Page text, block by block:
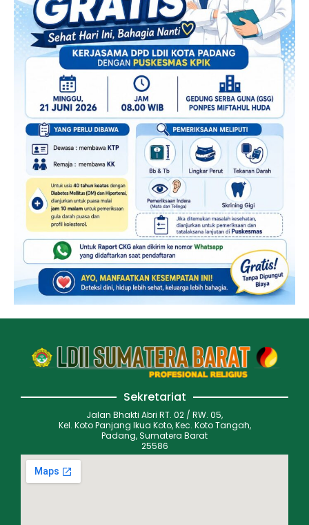
Sekretariat
Jalan Bhakti Abri RT. 02 / RW. 05,
Kel. Koto Panjang Ikua Koto, Kec. Koto Tangah,
Padang, Sumatera Barat
25586